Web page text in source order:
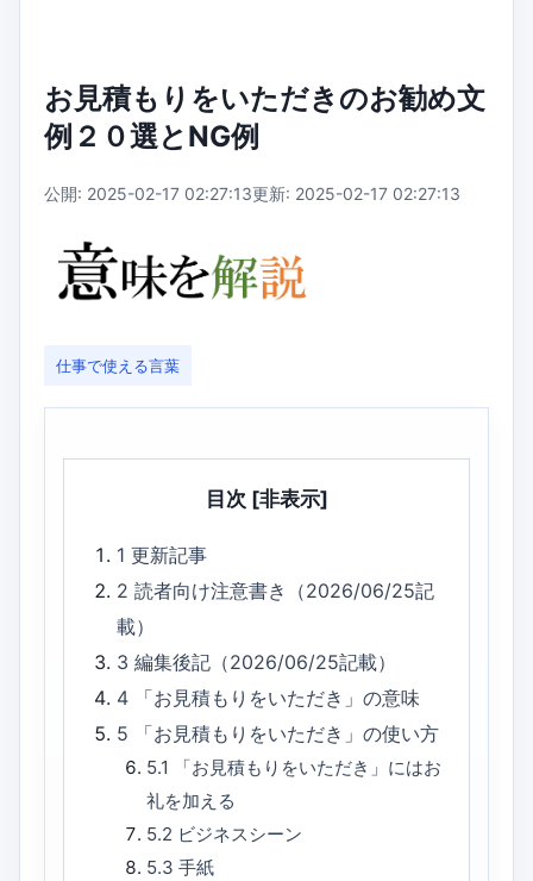
お見積もりをいただきのお勧め文
例２０選とNG例
公開: 2025-02-17 02:27:13更新: 2025-02-17 02:27:13
仕事で使える言葉
目次 [非表示]
1更新記事
2読者向け注意書き（2026/06/25記
載）
3編集後記（2026/06/25記載）
4
「お見積もりをいただき」の意味
5
「お見積もりをいただき」の使い方
5.1
「お見積もりをいただき」にはお
礼を加える
5.2 ビジネスシーン
5.3 手紙